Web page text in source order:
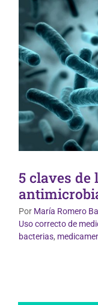
5 claves de
Por María Romero
Uso correcto de
bacterias,